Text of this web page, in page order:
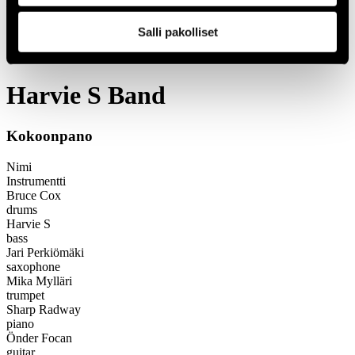
Salli pakolliset
Harvie S Band
Harvie S Band
Kokoonpano
Nimi
Instrumentti
Bruce Cox
drums
Harvie S
bass
Jari Perkiömäki
saxophone
Mika Mylläri
trumpet
Sharp Radway
piano
Önder Focan
guitar